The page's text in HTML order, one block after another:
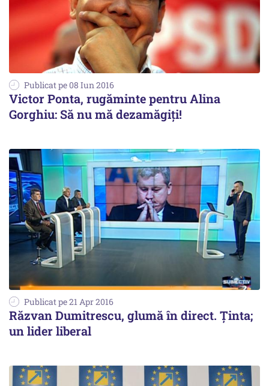
Publicat pe 08 Iun 2016
Victor Ponta, rugăminte pentru Alina
Gorghiu: Să nu mă dezamăgiți!
Publicat pe 21 Apr 2016
Răzvan Dumitrescu, glumă în direct. Ținta;
un lider liberal